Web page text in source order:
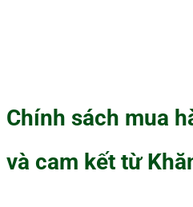
Chính sách mua
và cam kết từ